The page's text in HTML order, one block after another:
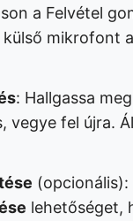
a Felvétel
mikrofont
: Hallgassa
vegye fel újra.
(opcionális):
lehetőséget,